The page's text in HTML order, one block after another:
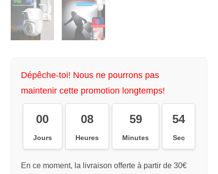
Dépêche-toi! Nous ne pourrons pas
maintenir cette promotion longtemps!
00
Jours
08
Heures
59
Minutes
54
Sec
En ce moment, la livraison offerte à partir de 30€